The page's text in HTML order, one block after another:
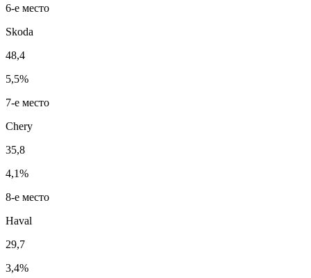
6-е место
Skoda
48,4
5,5%
7-е место
Chery
35,8
4,1%
8-е место
Haval
29,7
3,4%